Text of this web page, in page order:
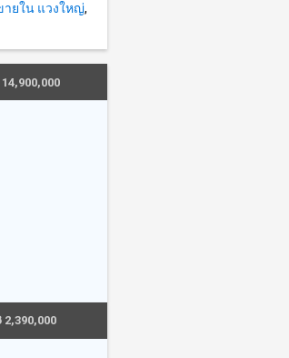
ยใน แวงใหญ่,
14,900,000
2,390,000